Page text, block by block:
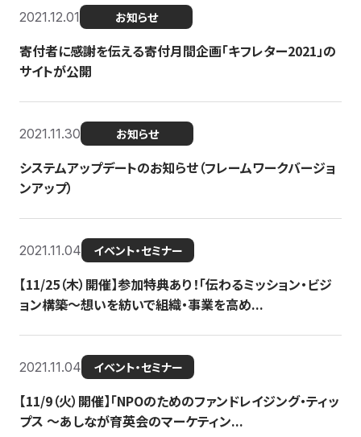
2021.12.01 お知らせ
寄付者に感謝を伝える寄付月間企画「キフレター2021」の
サイトが公開
2021.11.30 お知らせ
システムアップデートのお知らせ（フレームワークバージョ
ンアップ）
2021.11.04 イベント・セミナー
【11/25（木）開催】参加特典あり！「伝わるミッション・ビジ
ョン構築〜想いを紡いで組織・事業を高め...
2021.11.04 イベント・セミナー
【11/9（火）開催】「NPOのためのファンドレイジング・ティッ
プス 〜あしなが育英会のマーケティン...